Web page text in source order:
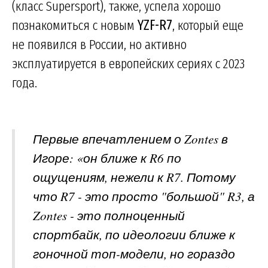
(класс Supersport), также, успела хорошо
познакомиться с новым YZF-R7, который еще
не появился в России, но активно
эксплуатируется в европейских сериях с 2023
года.
Первые впечатлением о Zontes в
Игоре: «он ближе к R6 по
ощущениям, нежели к R7. Потому
что R7 - это просто "большой" R3, а
Zontes - это полноценный
спортбайк, по идеологии ближе к
гоночной топ-модели, но гораздо